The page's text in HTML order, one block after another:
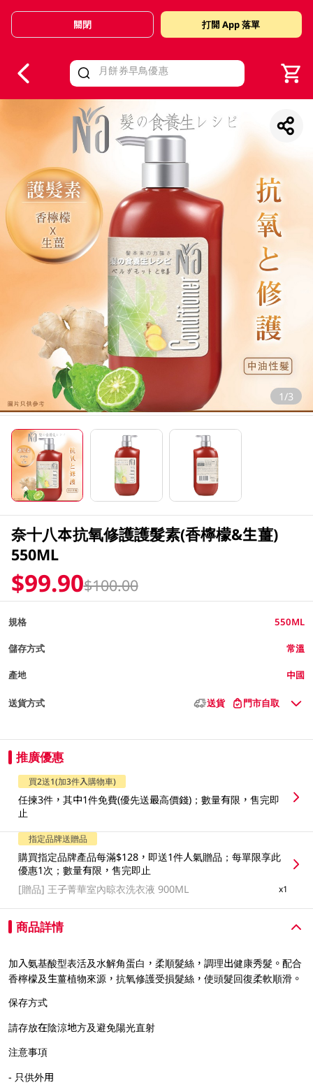
Valid Until 30 June 2026
關閉 打開 App 落單
1/3
奈十八本抗氧修護護髮素(香檸檬&生薑)
550ML
$99.90$100.00
規格 550ML
儲存方式 常溫
產地 中國
送貨方式 送貨 門市自取
推廣優惠
買2送1(加3件入購物車)
任揀3件，其中1件免費(優先送最高價錢)；數量有限，售完即
止
指定品牌送贈品
購買指定品牌產品每滿$128，即送1件人氣贈品；每單限享此
優惠1次；數量有限，售完即止
[贈品] 王子菁華室內晾衣洗衣液 900ML x1
商品詳情
加入氨基酸型表活及水解角蛋白，柔順髮絲，調理出健康秀髮。配合
香檸檬及生薑植物來源，抗氧修護受損髮絲，使頭髮回復柔軟順滑。
保存方式
請存放在陰涼地方及避免陽光直射
注意事項
- 只供外用